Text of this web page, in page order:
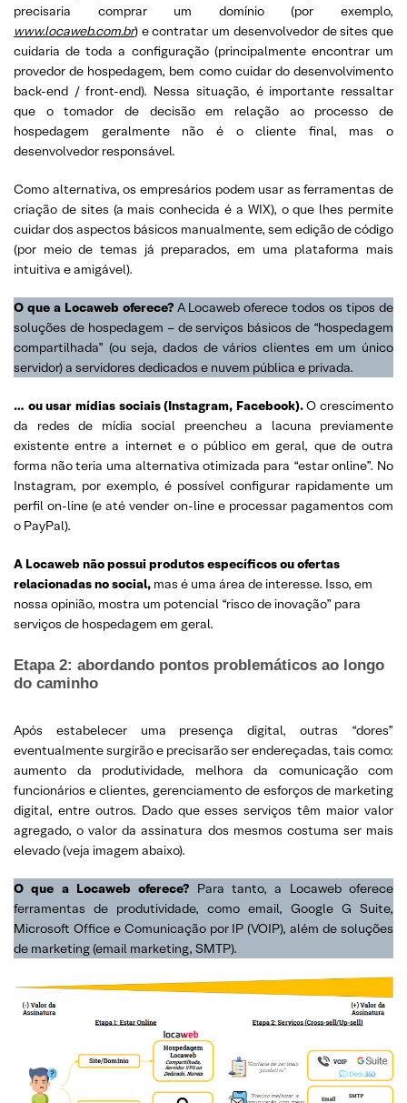
precisaria comprar um domínio (por exemplo,
www.locaweb.com.br) e contratar um desenvolvedor de sites que
cuidaria de toda a configuração (principalmente encontrar um
provedor de hospedagem, bem como cuidar do desenvolvimento
back-end / front-end). Nessa situação, é importante ressaltar
que o tomador de decisão em relação ao processo de
hospedagem geralmente não é o cliente final, mas o
desenvolvedor responsável.
Como alternativa, os empresários podem usar as ferramentas de
criação de sites (a mais conhecida é a WIX), o que lhes permite
cuidar dos aspectos básicos manualmente, sem edição de código
(por meio de temas já preparados, em uma plataforma mais
intuitiva e amigável).
O que a Locaweb oferece?A Locaweb oferece todos os tipos de
soluções de hospedagem – de serviços básicos de “hospedagem
compartilhada” (ou seja, dados de vários clientes em um único
servidor) a servidores dedicados e nuvem pública e privada.
… ou usar mídias sociais (Instagram, Facebook).O crescimento
da redes de mídia social preencheu a lacuna previamente
existente entre a internet e o público em geral, que de outra
forma não teria uma alternativa otimizada para “estar online”. No
Instagram, por exemplo, é possível configurar rapidamente um
perfil on-line (e até vender on-line e processar pagamentos com
o PayPal).
A Locaweb não possui produtos específicos ou ofertas
relacionadas no social, mas é uma área de interesse. Isso, em
nossa opinião, mostra um potencial “risco de inovação” para
serviços de hospedagem em geral.
Etapa 2: abordando pontos problemáticos ao longo
do caminho
Após estabelecer uma presença digital, outras “dores”
eventualmente surgirão e precisarão ser endereçadas, tais como:
aumento da produtividade, melhora da comunicação com
funcionários e clientes, gerenciamento de esforços de marketing
digital, entre outros. Dado que esses serviços têm maior valor
agregado, o valor da assinatura dos mesmos costuma ser mais
elevado (veja imagem abaixo).
O que a Locaweb oferece? Para tanto, a Locaweb oferece
ferramentas de produtividade, como email, Google G Suite,
Microsoft Office e Comunicação por IP (VOIP), além de soluções
de marketing (email marketing, SMTP).